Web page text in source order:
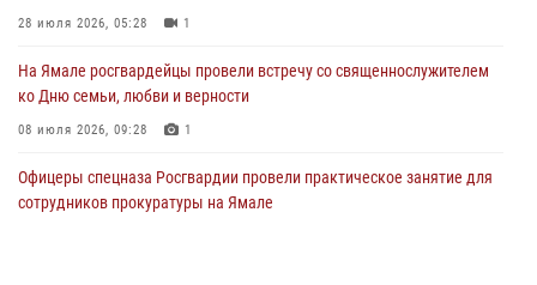
28 июля 2026, 05:28 1
На Ямале росгвардейцы провели встречу со священнослужителем
ко Дню семьи, любви и верности
08 июля 2026, 09:28 1
Офицеры спецназа Росгвардии провели практическое занятие для
сотрудников прокуратуры на Ямале